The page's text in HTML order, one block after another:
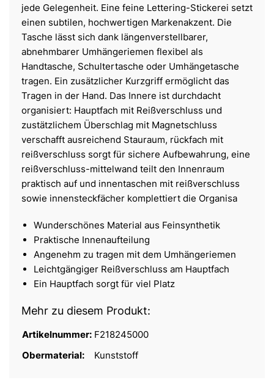
jede Gelegenheit. Eine feine Lettering-Stickerei setzt
einen subtilen, hochwertigen Markenakzent. Die
Tasche lässt sich dank längenverstellbarer,
abnehmbarer Umhängeriemen flexibel als
Handtasche, Schultertasche oder Umhängetasche
tragen. Ein zusätzlicher Kurzgriff ermöglicht das
Tragen in der Hand. Das Innere ist durchdacht
organisiert: Hauptfach mit Reißverschluss und
zustätzlichem Überschlag mit Magnetschluss
verschafft ausreichend Stauraum, rückfach mit
reißverschluss sorgt für sichere Aufbewahrung, eine
reißverschluss-mittelwand teilt den Innenraum
praktisch auf und innentaschen mit reißverschluss
sowie innensteckfächer komplettiert die Organisa
Wunderschönes Material aus Feinsynthetik
Praktische Innenaufteilung
Angenehm zu tragen mit dem Umhängeriemen
Leichtgängiger Reißverschluss am Hauptfach
Ein Hauptfach sorgt für viel Platz
Mehr zu diesem Produkt:
Artikelnummer: F218245000
Obermaterial:
Kunststoff